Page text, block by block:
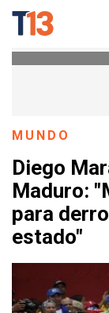
MUNDO
Diego
Maduro:
para
estado"